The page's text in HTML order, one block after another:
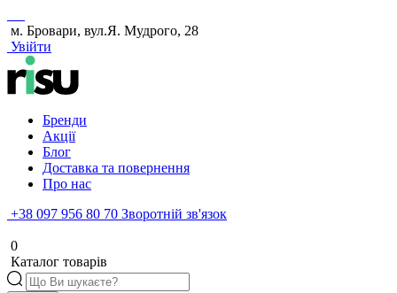
м. Бровари, вул.Я. Мудрого, 28
Увійти
Бренди
Акції
Блог
Доставка та повернення
Про нас
+38 097 956 80 70 Зворотній зв'язок
0
Каталог товарів